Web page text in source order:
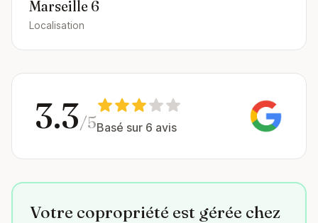
Marseille 6
Localisation
3.3/5Basé sur 6 avis
Votre copropriété est gérée chez